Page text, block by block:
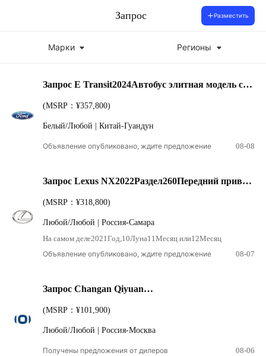
Запрос Разместить
Марки Регионы
Запрос E Transit2024Автобус элитная модель с
(MSRP：¥357,800)
Белый/Любой | Китай-Гуандун
Объявление опубликовано, ждите предложение 08-08
Запрос Lexus NX2022Раздел260Передний привод
(MSRP：¥318,800)
Любой/Любой | Россия-Самара
На самом деле2021Год,10Луна11Месяц или12Месяц
Объявление опубликовано, ждите предложение
08-07
Запрос Changan Qiyuan
(MSRP：¥101,900)
Любой/Любой | Россия-Москва
Получены предложения от дилеров 08-06